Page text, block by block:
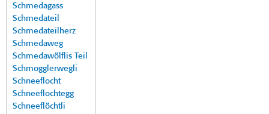
Schmedagass
Schmedateil
Schmedateilherz
Schmedaweg
Schmedawölflis Teil
Schmogglerwegli
Schneeflocht
Schneeflochtegg
Schneeflöchtli